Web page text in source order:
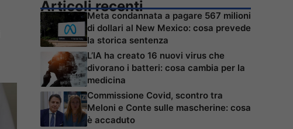
Articoli recenti
Meta condannata a pagare 567 milioni
di dollari al New Mexico: cosa prevede
la storica sentenza
L’IA ha creato 16 nuovi virus che
divorano i batteri: cosa cambia per la
medicina
Commissione Covid, scontro tra
Meloni e Conte sulle mascherine: cosa
è accaduto